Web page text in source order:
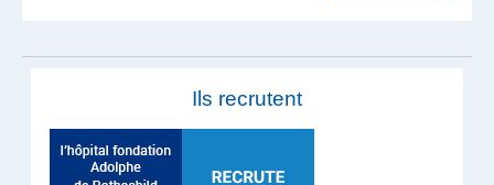
Ils recrutent